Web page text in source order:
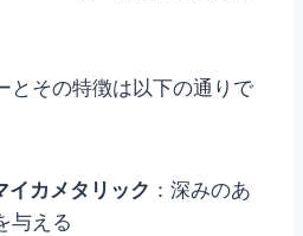
とその特徴は以下の通りで
イカメタリック ：深みのあ
与える